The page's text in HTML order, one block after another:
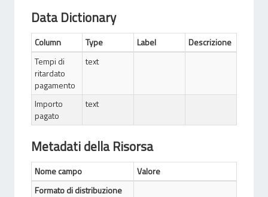
Data Dictionary
Column Type Label
Descrizione
Tempi di
ritardato
pagamento
text
Importo
pagato
text
Metadati della Risorsa
Nome campo
Valore
Formato di distribuzione